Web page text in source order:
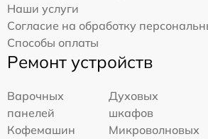
Наши услуги
Согласие на обработку
Способы оплаты
Ремонт устройств
Варочных
панелей
Духовых
шкафов
Кофемашин
Микроволновых